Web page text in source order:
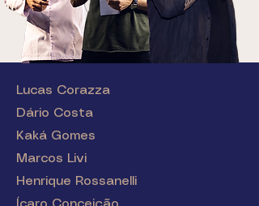
Lucas Corazza
Dário Costa
Kaká Gomes
Marcos Livi
Henrique Rossanelli